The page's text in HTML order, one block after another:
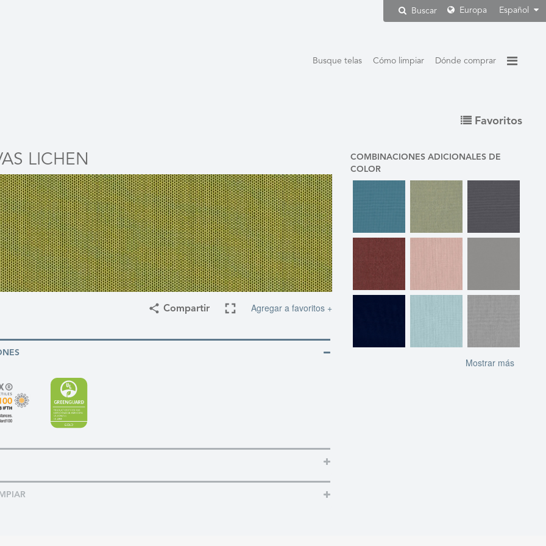
Buscar Europa Español
Busque telas Cómo limpiar Dónde comprar
Favoritos
LICHEN
Compartir Agregar a favoritos +
COMBINACIONES ADICIONALES DE
COLOR
Mostrar más